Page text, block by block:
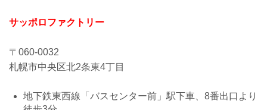
サッポロファクトリー
〒060-0032
札幌市中央区北2条東4丁目
地下鉄東西線「バスセンター前」駅下車、8番出口より